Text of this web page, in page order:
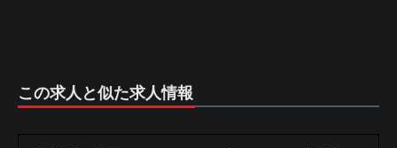
この求人と似た求人情報